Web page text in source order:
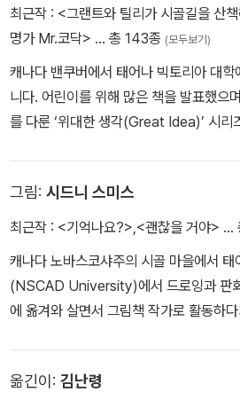
최근작 : <그랜트와 틸리가 시골길을 산
명가 Mr.코닥> … 총 143종 (모두보기)
캐나다 밴쿠버에서 태어나 빅토리아 대
니다. 어린이를 위해 많은 책을 발표했으
를 다룬 ‘위대한 생각(Great Idea)’ 시리
이들을 위한 이야기책 상(Once Upon
Award)’의 명예 도서와, 스미소니언 매거
타 도서관협회로부터 비소설 부문으로 플
받았습니다. 작가는 현재 캐나다 토론토
그림: 시드니 스미스
최근작 : <기억나요?>,<괜찮을 거야> …
캐나다 노바스코샤주의 시골 마을에서
(NSCAD University)에서 드로잉과 판
에 옮겨와 살면서 그림책 작가로 활동하
섬세한 시각적 해법으로, 나이와 국경을
옮긴이: 김난령